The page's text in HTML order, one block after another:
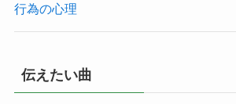
行為の心理
伝えたい曲